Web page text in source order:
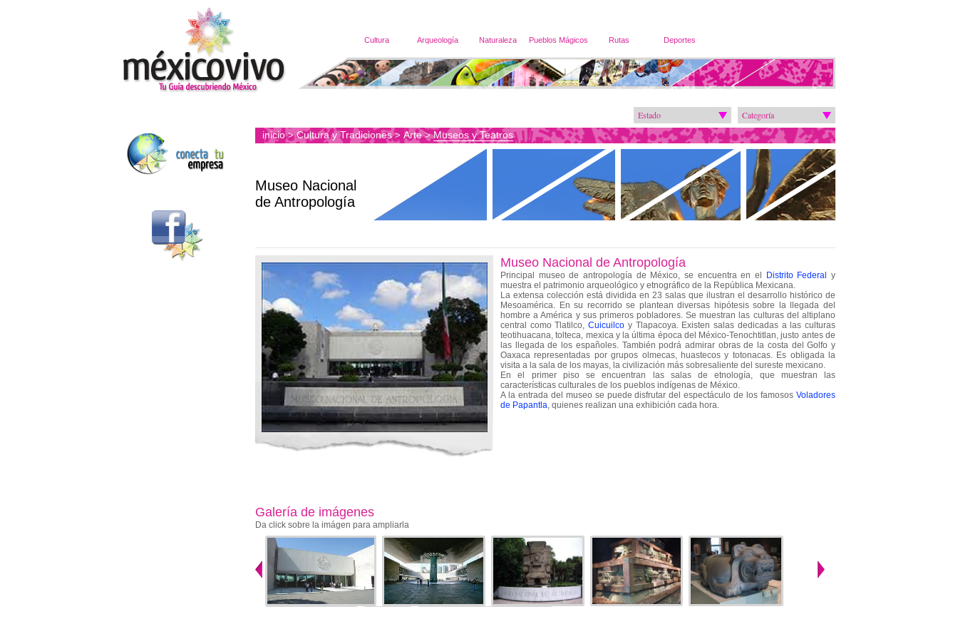
Cultura Arqueología Naturaleza Pueblos Mágicos Rutas Deportes
Estado
Categoría
inicio>Cultura y Tradiciones> Arte>Museos y Teatros
Museo Nacional
de Antropología
Museo Nacional de Antropología
Principal museo de antropología de México, se encuentra en el Distrito Federal
y
muestra el patrimonio arqueológico y etnográfico de la República Mexicana.
La extensa colección está dividida en 23 salas que ilustran el desarrollo histórico de
Mesoamérica. En su recorrido se plantean diversas hipótesis sobre la llegada del
hombre a América y sus primeros pobladores. Se muestran las culturas del altiplano
central como Tlatilco,Cuicuilco y Tlapacoya. Existen salas dedicadas a las culturas
teotihuacana, tolteca, mexica y la última época del México-Tenochtitlan, justo antes de
las llegada de los españoles. También podrá admirar obras de la costa del Golfo y
Oaxaca representadas por grupos olmecas, huastecos y totonacas. Es obligada la
visita a la sala de los mayas, la civilización más sobresaliente del sureste mexicano.
En el primer piso se encuentran las salas de etnología, que muestran las
características culturales de los pueblos indígenas de México.
A la entrada del museo se puede disfrutar del espectáculo de los famosos Voladores
de Papantla, quienes realizan una exhibición cada hora.
Galería de imágenes
Da click sobre la imágen para ampliarla